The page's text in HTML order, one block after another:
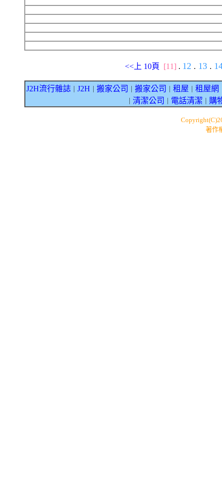
<<上 10頁 [11] . 12 . 13 .
J2H流行雜誌 J2H 搬家公司 搬家公司 租屋 租屋網
清潔公司 電話清潔 購
著作